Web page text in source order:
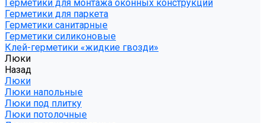
Герметики для монтажа оконных конструкций
Герметики для паркета
Герметики санитарные
Герметики силиконовые
Клей-герметики «жидкие гвозди»
Люки
Назад
Люки
Люки напольные
Люки под плитку
Люки потолочные